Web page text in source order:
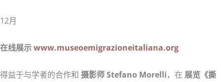
12月
在线展示www.museoemigrazioneitaliana.org
得益于与学者的合作和 摄影师 Stefano Morelli，在 展览《撕